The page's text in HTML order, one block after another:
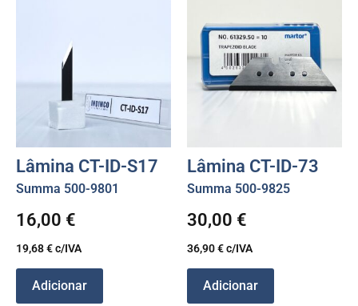
Lâmina CT-ID-S17
Summa 500-9801
16,00 €
19,68€c/IVA
Adicionar
Lâmina CT-ID-73
Summa 500-9825
30,00 €
36,90€c/IVA
Adicionar